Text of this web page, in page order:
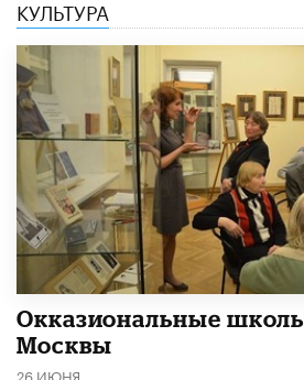
КУЛЬТУРА
​Окказиональные
Москвы
26 ИЮНЯ